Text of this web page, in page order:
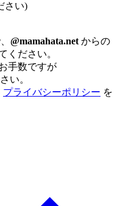
さい)
@mamahata.net からの
ください。
手数ですが
い。
プライバシーポリシー を